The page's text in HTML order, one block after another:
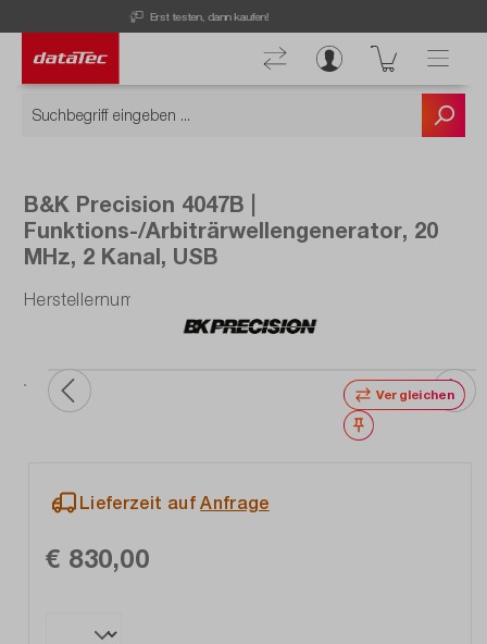
Kostenloser Versand ab 50 € Bestellwert!
B&K Precision 4047B |
Funktions-/Arbiträrwellengenerator, 20
MHz, 2 Kanal, USB
Herstellernummer: BK4047B
Vergleichen
Merken
Lieferzeit aufAnfrage
€ 830,00